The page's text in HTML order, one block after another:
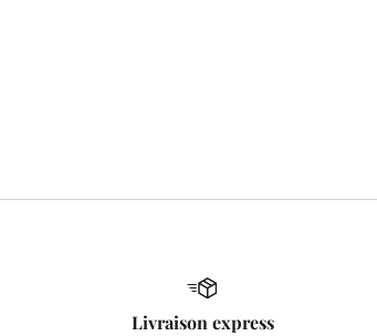
Livraison express